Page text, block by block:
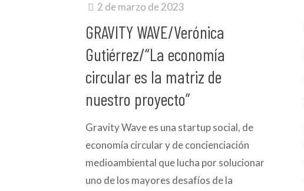
2 de marzo de 2023
GRAVITY WAVE/Verónica
Gutiérrez/“La economía
circular es la matriz de
nuestro proyecto”
Gravity Wave es una startup social, de
economía circular y de concienciación
medioambiental que lucha por solucionar
uno de los mayores desafíos de la